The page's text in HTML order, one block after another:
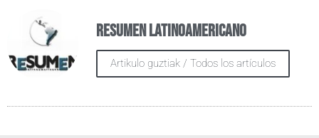
Resumen Latinoamericano
Artikulo guztiak / Todos los artículos